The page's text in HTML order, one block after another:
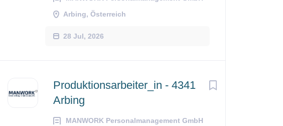
Arbing, Österreich
28 Jul, 2026
Produktionsarbeiter_in - 4341
Arbing
MANWORK Personalmanagement GmbH